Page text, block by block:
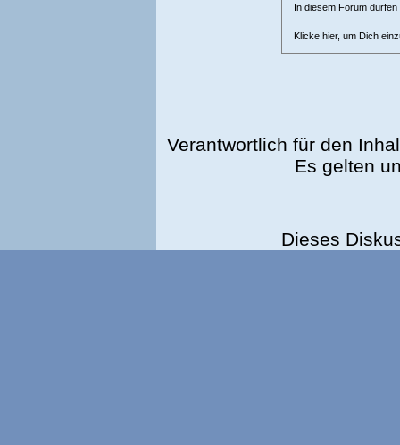
In diesem Forum
Klicke hier, um Dich
Verantwortlich für den
Es gelten
Dieses